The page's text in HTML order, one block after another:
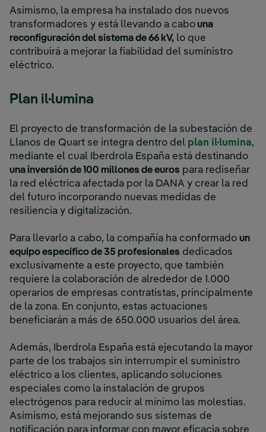
Asimismo, la empresa ha instalado dos nuevos
transformadores y está llevando a cabouna
reconfiguración del sistema de 66 kV, lo que
contribuirá a mejorar la fiabilidad del suministro
eléctrico.
Plan il·lumina
El proyecto de transformación de la subestación de
Llanos de Quart se integra dentro del plan il·lumina,
mediante el cual Iberdrola España está destinando
una inversión de 100 millones de euros para rediseñar
la red eléctrica afectada por la DANA y crear la red
del futuro incorporando nuevas medidas de
resiliencia y digitalización.
Para llevarlo a cabo, la compañía ha conformado un
equipo específico de 35 profesionales dedicados
exclusivamente a este proyecto, que también
requiere la colaboración de alrededor de 1.000
operarios de empresas contratistas, principalmente
de la zona. En conjunto, estas actuaciones
beneficiarán a más de 650.000 usuarios del área.
Además, Iberdrola España está ejecutando la mayor
parte de los trabajos sin interrumpir el suministro
eléctrico a los clientes, aplicando soluciones
especiales como la instalación de grupos
electrógenos para reducir al mínimo las molestias.
Asimismo, está mejorando sus sistemas de